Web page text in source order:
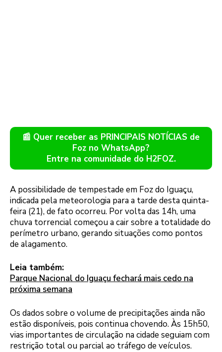
📰 Quer receber as PRINCIPAIS NOTÍCIAS de
Foz no WhatsApp?
Entre na comunidade do H2FOZ.
A possibilidade de tempestade em Foz do Iguaçu,
indicada pela meteorologia para a tarde desta quinta-
feira (21), de fato ocorreu. Por volta das 14h, uma
chuva torrencial começou a cair sobre a totalidade do
perímetro urbano, gerando situações como pontos
de alagamento.
Leia também:
Parque Nacional do Iguaçu fechará mais cedo na
próxima semana
Os dados sobre o volume de precipitações ainda não
estão disponíveis, pois continua chovendo. Às 15h50,
vias importantes de circulação na cidade seguiam com
restrição total ou parcial ao tráfego de veículos.